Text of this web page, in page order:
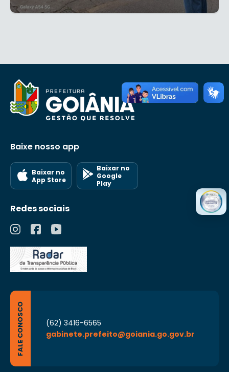
Baixe nosso app
Baixar no
App Store
Baixar no
Google
Play
Redes sociais
FALE CONOSCO
(62) 3416-6565
gabinete.prefeito@goiania.go.gov.br